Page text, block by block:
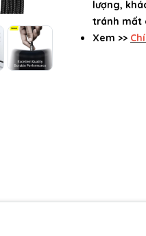
lượng,
tránh mất
Xem >>